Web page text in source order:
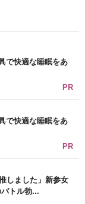
で快適な睡眠をあ
PR
で快適な睡眠をあ
PR
しました」新参女
トル勃...